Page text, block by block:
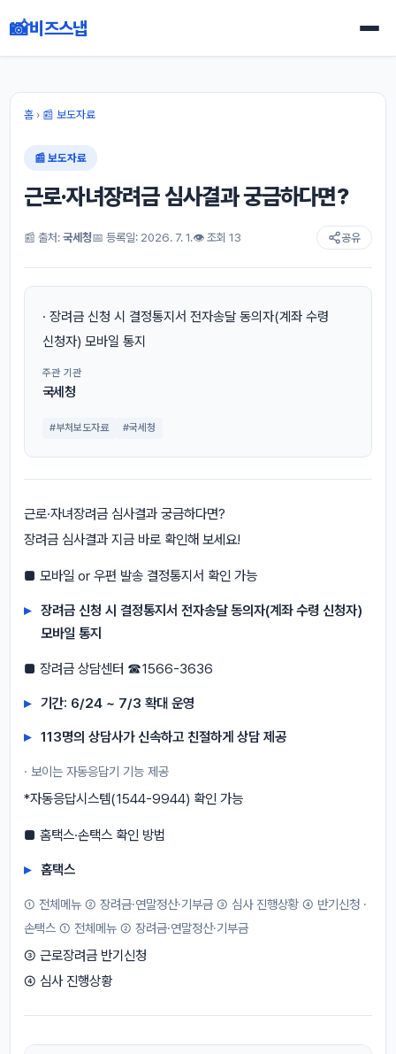
📸비즈스냅
홈› 📰 보도자료
📰 보도자료
근로·자녀장려금 심사결과 궁금하다면?
📰 출처: 국세청📅 등록일: 2026. 7. 1.👁 조회 13 공유
· 장려금 신청 시 결정통지서 전자송달 동의자(계좌 수령
신청자) 모바일 통지
주관 기관
국세청
#부처보도자료 #국세청
근로·자녀장려금 심사결과 궁금하다면?
장려금 심사결과 지금 바로 확인해 보세요!
■ 모바일 or 우편 발송 결정통지서 확인 가능
장려금 신청 시 결정통지서 전자송달 동의자(계좌 수령 신청자)
모바일 통지
■ 장려금 상담센터 ☎1566-3636
기간: 6/24 ~ 7/3 확대 운영
113명의 상담사가 신속하고 친절하게 상담 제공
· 보이는 자동응답기 기능 제공
*자동응답시스템(1544-9944) 확인 가능
■ 홈택스·손택스 확인 방법
홈택스
① 전체메뉴 ② 장려금·연말정산·기부금 ③ 심사 진행상황 ④ 반기신청 ·
손택스 ① 전체메뉴 ② 장려금·연말정산·기부금
③ 근로장려금 반기신청
④ 심사 진행상황